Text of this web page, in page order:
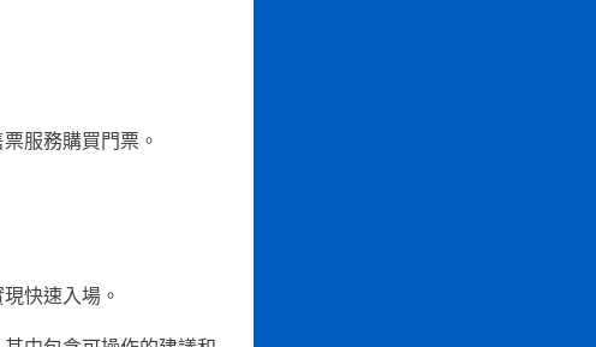
服務購買門票。
快速入場。